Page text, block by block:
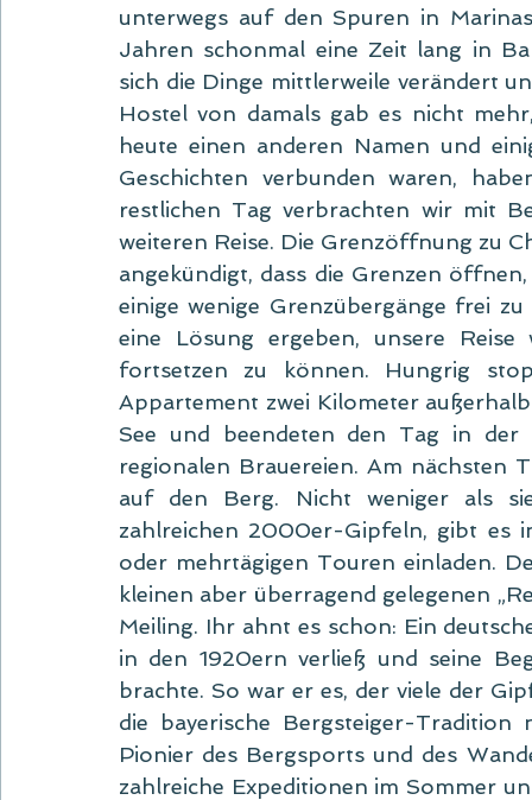
unterwegs auf den Spuren in
Jahren schonmal eine Zeit lang in
sich die Dinge mittlerweile verändert
Hostel von damals gab es nicht
heute einen anderen Namen und
Geschichten verbunden waren,
restlichen Tag verbrachten wir mit
weiteren Reise. Die Grenzöffnung zu
angekündigt, dass die Grenzen
einige wenige Grenzübergänge frei
eine Lösung ergeben, unsere
fortsetzen zu können. Hungrig
Appartement zwei Kilometer
See und beendeten den Tag in der
regionalen Brauereien. Am nächsten
auf den Berg. Nicht weniger als
zahlreichen 2000er-Gipfeln, gibt es
oder mehrtägigen Touren einladen.
kleinen aber überragend gelegenen
Meiling. Ihr ahnt es schon: Ein
in den 1920ern verließ und seine
brachte. So war er es, der viele der
die bayerische Bergsteiger-
Pionier des Bergsports und des
zahlreiche Expeditionen im Sommer